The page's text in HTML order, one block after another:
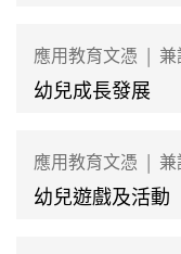
應用教育文憑 |
幼兒成長發展
應用教育文憑 |
幼兒遊戲及活動